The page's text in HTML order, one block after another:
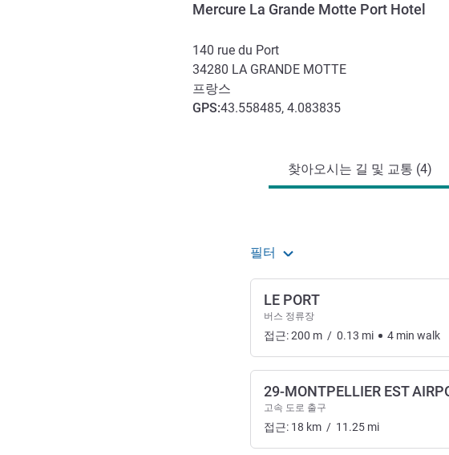
Mercure La Grande Motte Port Hotel
140 rue du Port
34280 LA GRANDE MOTTE
프랑스
GPS:43.558485, 4.083835
찾아오시는 길 및 교통 (4)
필터
LE PORT
버스 정류장
접근:200 m / 0.13 mi 4 min walk
29-MONTPELLIER EST
고속 도로 출구
접근: 18 km / 11.25 mi